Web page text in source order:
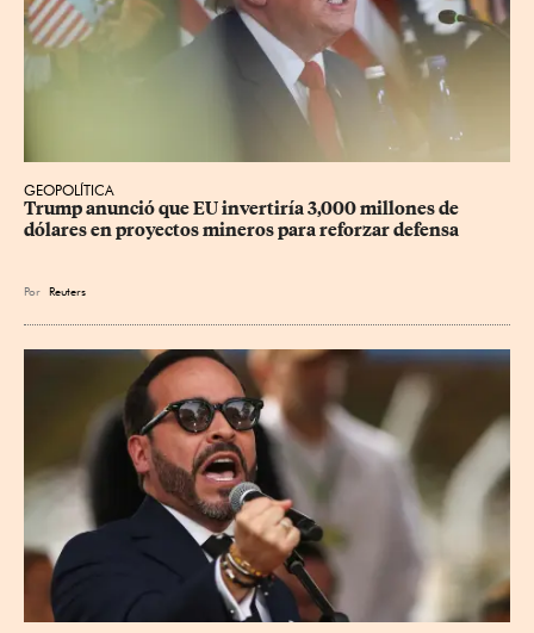
GEOPOLÍTICA
Trump anunció que EU invertiría 3,000 millones de
dólares en proyectos mineros para reforzar defensa
Por Reuters